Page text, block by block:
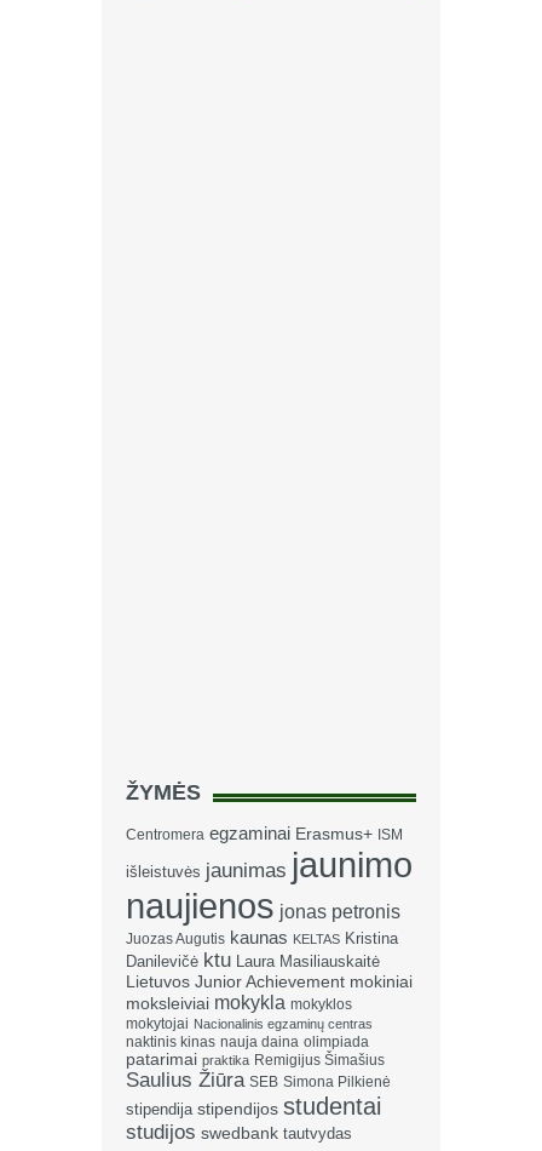
ŽYMĖS
Centromera egzaminai Erasmus+ ISM
išleistuvės jaunimas jaunimo
naujienos jonas petronis
Juozas Augutis kaunas KELTAS Kristina
Danilevičė ktu Laura Masiliauskaitė
Lietuvos Junior Achievement mokiniai
moksleiviai mokykla mokyklos
mokytojai Nacionalinis egzaminų centras
naktinis kinas nauja daina olimpiada
patarimai praktika Remigijus Šimašius
Saulius Žiūra SEB Simona Pilkienė
stipendija stipendijos studentai
studijos swedbank tautvydas